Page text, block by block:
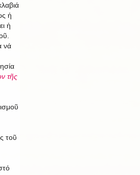
ἡ
ἡ
νά
τῆς
τοῦ